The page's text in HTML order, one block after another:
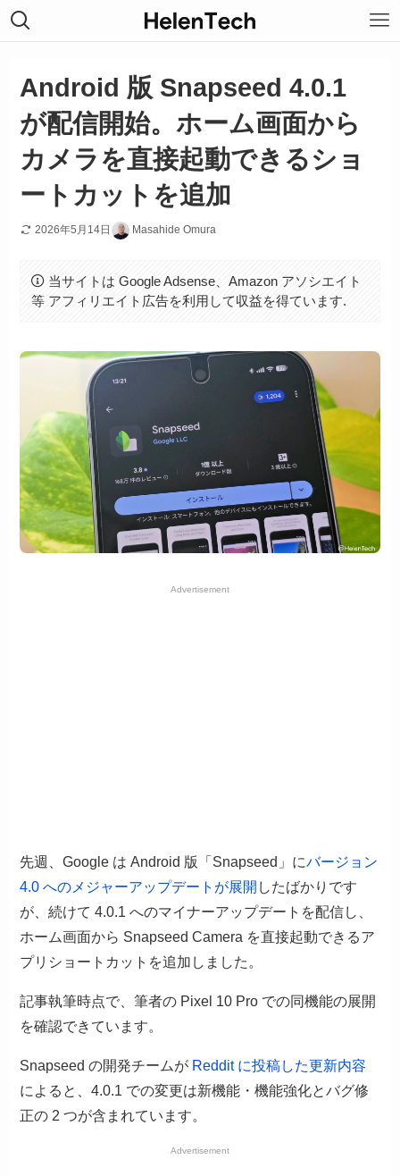
Android 版 Snapseed 4.0.1
が配信開始。ホーム画面から
カメラを直接起動できるショ
ートカットを追加
2026年5月14日 Masahide Omura
当サイトは Google Adsense、Amazon アソシエイト
等 アフィリエイト広告を利用して収益を得ています.
Advertisement
先週、Google は Android 版「Snapseed」にバージョン
4.0 へのメジャーアップデートが展開 したばかりです
が、続けて 4.0.1 へのマイナーアップデートを配信し、
ホーム画面から Snapseed Camera を直接起動できるア
プリショートカットを追加しました。
記事執筆時点で、筆者の Pixel 10 Pro での同機能の展開
を確認できています。
Snapseed の開発チームが Reddit に投稿した更新内容
によると、4.0.1 での変更は新機能・機能強化とバグ修
正の 2 つが含まれています。
Advertisement